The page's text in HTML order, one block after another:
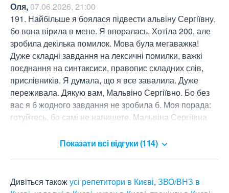
Оля,07.06.2026, 21:00
191. Найбільше я боялася підвести альвіну Сергіївну,
бо вона вірила в мене. Я впоралась. Хотіла 200, але
зробила декілька помилок. Мова була мегаважка!
Дуже складні завдання на лексичні помилки, важкі
поєднання на синтаксиси, правопис складних слів,
прислівників. Я думала, що я все завалила. Дуже
переживала. Дякую вам, Мальвіно Сергіївно. Бо без
вас я б жодного завдання не зробила б. Моя порада:
готуйтесь, бо самі не напишете. Мальвіна Сергіївна
Показати всі відгуки (114)
Дивіться такожусі репетитори в Києві, ЗВО/ВНЗ в